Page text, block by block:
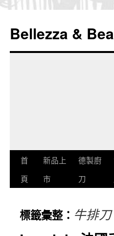
Bellezza &
跳
容
首
頁
新品上
市
德製廚
刀
標籤彙整： 牛排